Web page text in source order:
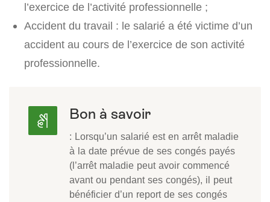
l’exercice de l’activité professionnelle ;
Accident du travail : le salarié a été victime d’un
accident au cours de l’exercice de son activité
professionnelle.
Bon à savoir
: Lorsqu’un salarié est en arrêt maladie
à la date prévue de ses congés payés
(l’arrêt maladie peut avoir commencé
avant ou pendant ses congés), il peut
bénéficier d’un report de ses congés